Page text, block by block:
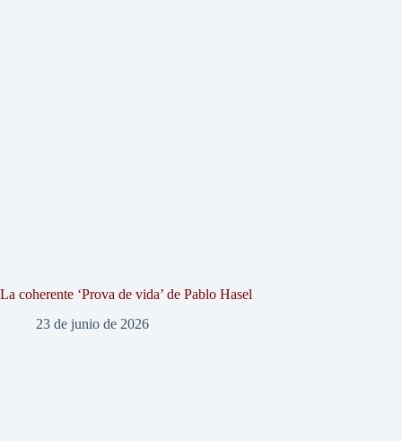
La coherente ‘Prova de vida’ de Pablo Hasel
23 de junio de 2026